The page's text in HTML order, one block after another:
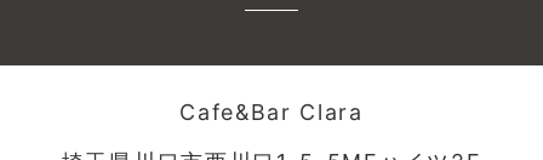
Cafe&Bar Clara